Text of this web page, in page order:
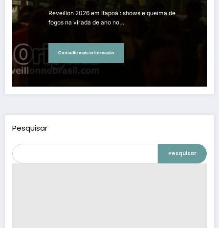
catarinense
Réveillon 2026 em Itapoá : shows e queima de
fogos na virada de ano no…
Consulte mais informação
Pesquisar
Pesquisar